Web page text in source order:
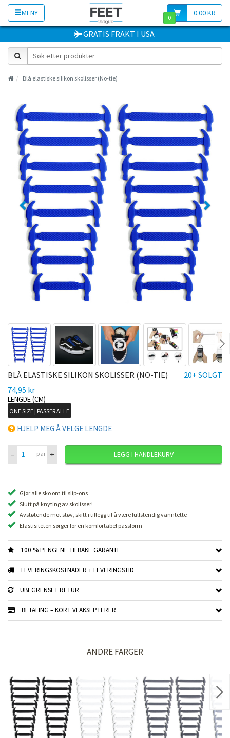
MENY 0.00 KR
0
GRATIS FRAKT I USA
Blå elastiske silikon skolisser (No-tie)
Previous Next
20+ SOLGT
BLÅ ELASTISKE SILIKON SKOLISSER (NO-TIE)
74,95 kr
LENGDE (CM)
ONE SIZE | PASSER ALLE
HJELP MEG Å VELGE LENGDE
– par + LEGG I HANDLEKURV
Gjør alle sko om til slip-ons
Slutt på knyting av skolisser!
Avstøtende mot støv, skitt i tillegg til å være fullstendig vanntette
Elastisiteten sørger for en komfortabel passform
100 % PENGENE TILBAKE GARANTI
LEVERINGSKOSTNADER + LEVERINGSTID
UBEGRENSET RETUR
BETALING – KORT VI AKSEPTERER
ANDRE FARGER